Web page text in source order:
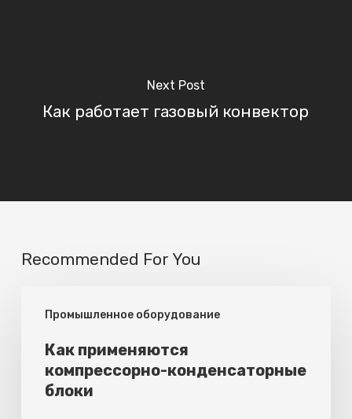
Next Post
Как работает газовый конвектор
Recommended For You
Промышленное оборудование
применяются
компрессорно-
конденсаторные
блоки
Как применяются
компрессорно-конденсаторные
блоки